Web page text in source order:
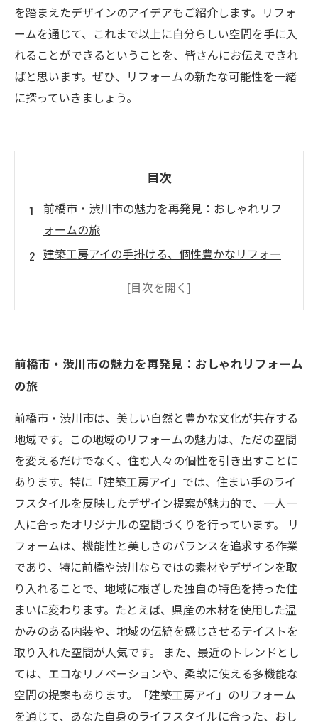
を踏まえたデザインのアイデアもご紹介します。リフォ
ームを通じて、これまで以上に自分らしい空間を手に入
れることができるということを、皆さんにお伝えできれ
ばと思います。ぜひ、リフォームの新たな可能性を一緒
に探っていきましょう。
目次
前橋市・渋川市の魅力を再発見：おしゃれリフ
ォームの旅
建築工房アイの手掛ける、個性豊かなリフォー
地域特性を活かした夏のリフォームトレンドと
間を作る方法
の秘訣
未来の住まいを考える：前橋市・渋川市のおし
ゃれリフォーム展望
前橋市・渋川市の魅力を再発見：おしゃれリフォーム
の旅
前橋市・渋川市は、美しい自然と豊かな文化が共存する
地域です。この地域のリフォームの魅力は、ただの空間
を変えるだけでなく、住む人々の個性を引き出すことに
あります。特に「建築工房アイ」では、住まい手のライ
フスタイルを反映したデザイン提案が魅力的で、一人一
人に合ったオリジナルの空間づくりを行っています。 リ
フォームは、機能性と美しさのバランスを追求する作業
であり、特に前橋や渋川ならではの素材やデザインを取
り入れることで、地域に根ざした独自の特色を持った住
まいに変わります。たとえば、県産の木材を使用した温
かみのある内装や、地域の伝統を感じさせるテイストを
取り入れた空間が人気です。 また、最近のトレンドとし
ては、エコなリノベーションや、柔軟に使える多機能な
空間の提案もあります。「建築工房アイ」のリフォーム
を通じて、あなた自身のライフスタイルに合った、おし